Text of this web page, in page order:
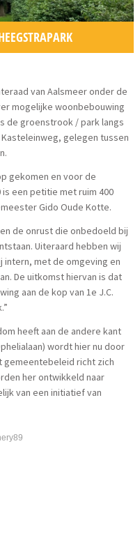
van Aalsmeer onder de
mogelijke woonbebouwing
de groenstrook / park langs
gelegen tussen
gekomen en voor de
een petitie met ruim 400
Gido Oude Kotte.
de onrust die onbedoeld bij
Uiteraard hebben wij
intern, met de omgeving en
De uitkomst hiervan is dat
aan de kop van 1e J.C.
heeft aan de andere kant
wordt hier nu door
richt zich
her ontwikkeld naar
van een initiatief van